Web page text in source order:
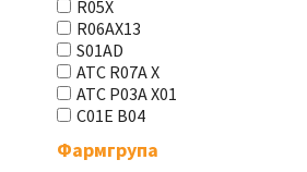
R05X
R06AX13
S01AD
АТС R07A X
АТС Р03А Х01
С01Е В04
Фармгрупа